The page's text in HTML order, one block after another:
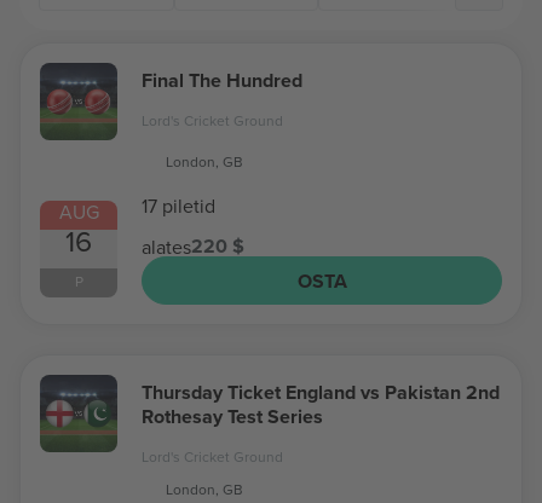
AUG
16
P
Final The Hundred
Lord's Cricket Ground
London, GB
17 piletid
alates220 $
OSTA
Thursday Ticket England vs Pakistan 2nd
Rothesay Test Series
Lord's Cricket Ground
London, GB